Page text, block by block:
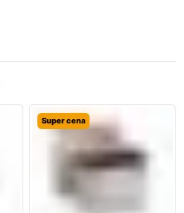
Super cena